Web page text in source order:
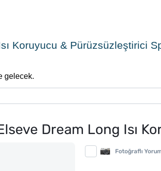
Koruyucu & Pürüzsüzleştirici
gelecek.
Dream Long Isı
Fotoğraflı